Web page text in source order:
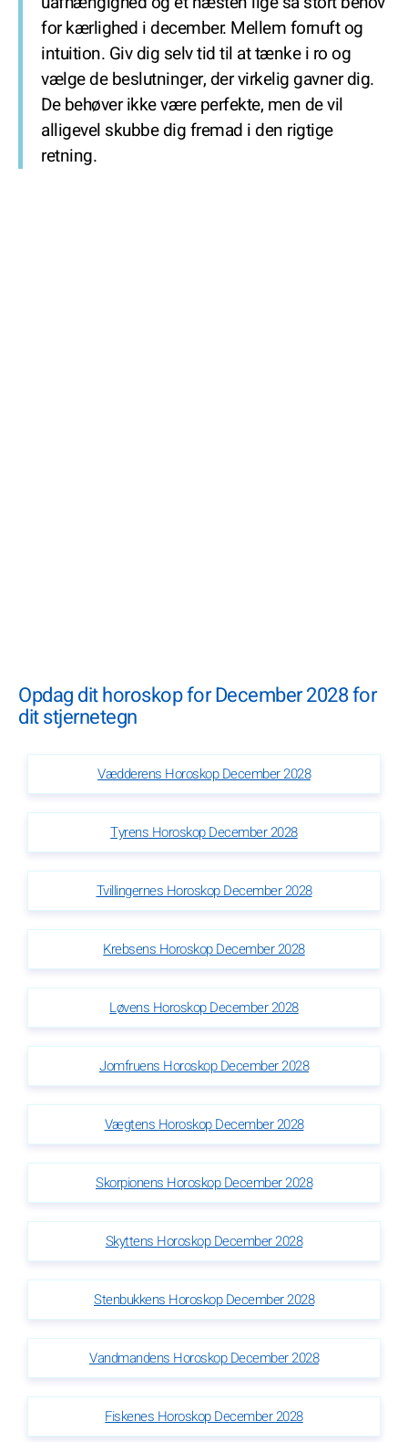
for kærlighed i december. Mellem fornuft og
intuition. Giv dig selv tid til at tænke i ro og
vælge de beslutninger, der virkelig gavner dig.
De behøver ikke være perfekte, men de vil
alligevel skubbe dig fremad i den rigtige
retning.
Opdag dit horoskop for December 2028 for
dit stjernetegn
Vædderens Horoskop December 2028
Tyrens Horoskop December 2028
Tvillingernes Horoskop December 2028
Krebsens Horoskop December 2028
Løvens Horoskop December 2028
Jomfruens Horoskop December 2028
Vægtens Horoskop December 2028
Skorpionens Horoskop December 2028
Skyttens Horoskop December 2028
Stenbukkens Horoskop December 2028
Vandmandens Horoskop December 2028
Fiskenes Horoskop December 2028